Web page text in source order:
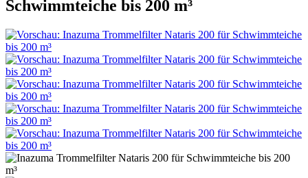
Schwimmteiche bis 200 m³